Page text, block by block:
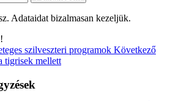
Adataidat bizalmasan kezeljük.
szilveszteri programok Következő
tigrisek mellett